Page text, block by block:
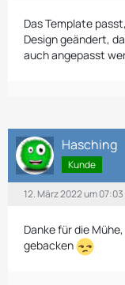
Das Template
Design geändert,
auch angepasst
Hasching
Kunde
12. März 2022 um 07:03
Danke für die
gebacken